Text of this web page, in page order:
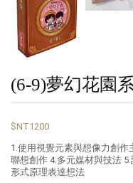
(6-9)夢幻花園
$NT1200
1.使用視覺元素與想像力創作
聯想創作 4.多元媒材與技法
形式原理表達想法